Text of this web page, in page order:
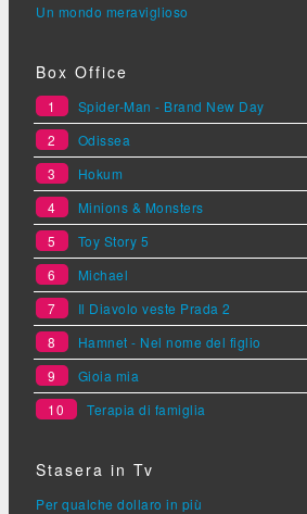
Un mondo meraviglioso
Box Office
1
Spider-Man - Brand New Day
2
Odissea
3
Hokum
4
Minions & Monsters
5
Toy Story 5
6
Michael
7
Il Diavolo veste Prada 2
8
Hamnet - Nel nome del figlio
9
Gioia mia
10
Terapia di famiglia
Stasera in Tv
Per qualche dollaro in più